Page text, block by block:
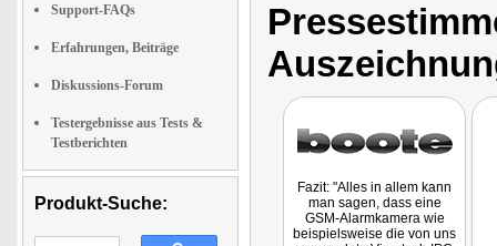
Support-FAQs
Erfahrungen, Beiträge
Diskussions-Forum
Testergebnisse aus Tests &
Testberichten
Produkt-Suche:
Fazit: "Alles in allem kann
man sagen, dass eine
GSM-Alarmkamera wie
beispielsweise die von uns